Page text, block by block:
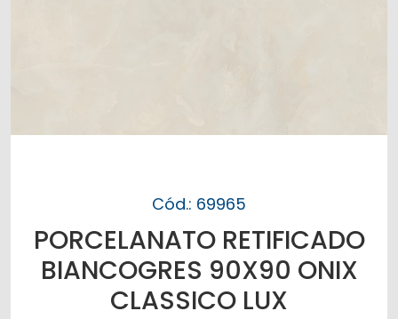
Cód.: 69965
PORCELANATO RETIFICADO
BIANCOGRES 90X90 ONIX
CLASSICO LUX